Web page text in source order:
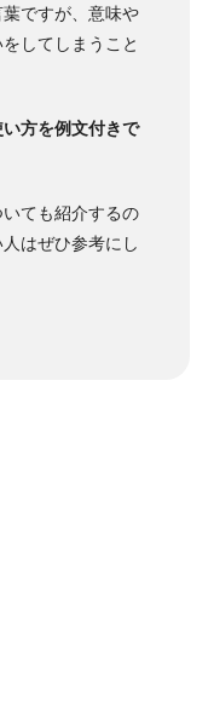
ですが、意味や
してしまうこと
い方を例文付きで
いても紹介するの
はぜひ参考にし